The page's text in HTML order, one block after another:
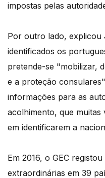
impostas pelas
Por outro lado, explicou
identificados os
pretende-se "mobilizar,
e a proteção
informações para as
acolhimento, que muitas
em identificarem a
Em 2016, o GEC
extraordinárias em 39